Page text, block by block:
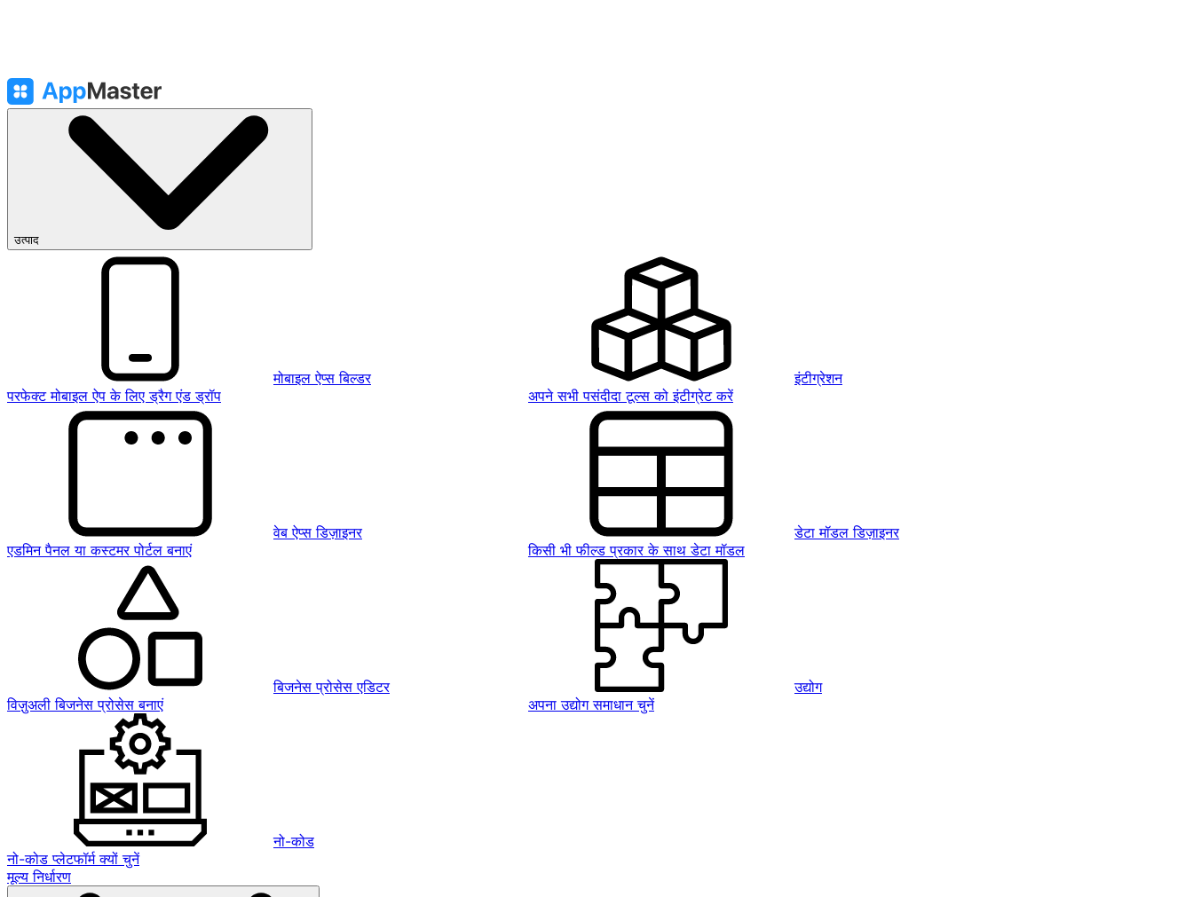
उत्पाद
मोबाइल ऐप्स बिल्डर
परफेक्ट मोबाइल ऐप के लिए ड्रैग एंड ड्रॉप
इंटीग्रेशन
अपने सभी पसंदीदा टूल्स को इंटीग्रेट करें
वेब ऐप्स डिज़ाइनर
एडमिन पैनल या कस्टमर पोर्टल बनाएं
डेटा मॉडल डिज़ाइनर
किसी भी फील्ड प्रकार के साथ डेटा मॉडल
बिजनेस प्रोसेस एडिटर
विज़ुअली बिजनेस प्रोसेस बनाएं
उद्योग
अपना उद्योग समाधान चुनें
नो-कोड
नो-कोड प्लेटफॉर्म क्यों चुनें
मूल्य निर्धारण